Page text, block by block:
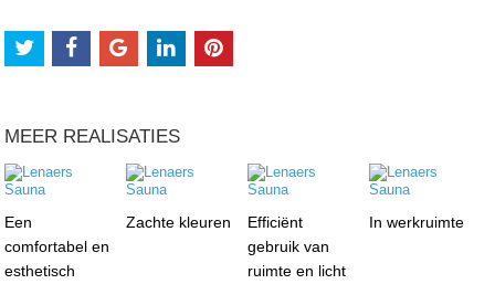
MEER REALISATIES
Een
comfortabel en
esthetisch
Zachte kleuren
Efficiënt
gebruik van
ruimte en licht
In werkruimte